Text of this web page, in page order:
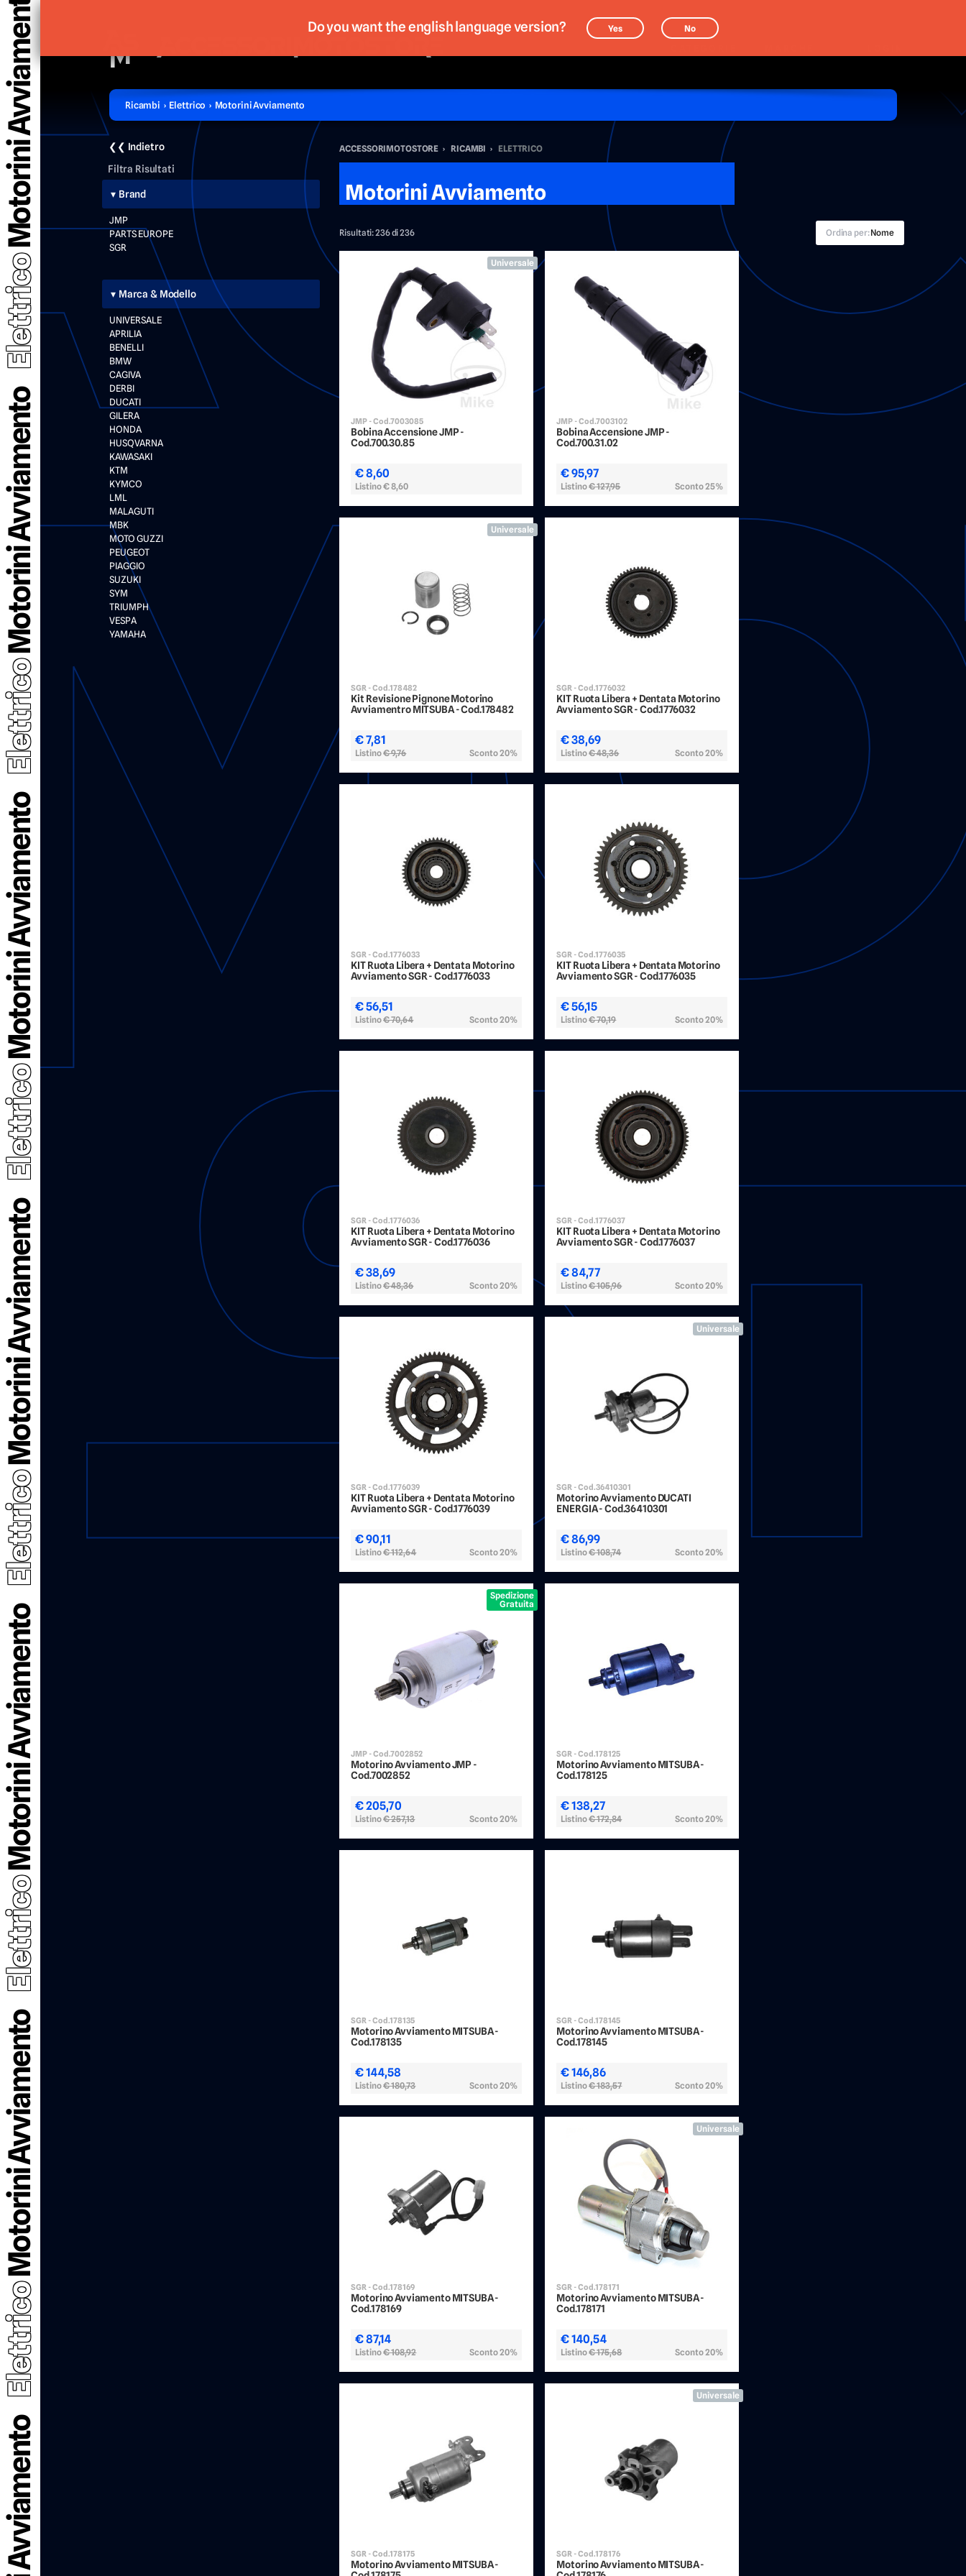
Elettrico
Motorini Avviamento
Elettrico
Motorini Avviamento
Elettrico
Motorini Avviamento
Elettrico
Motorini Avviamento
Elettrico
Motorini Avviamento
Elettrico
Motorini Avviamento Ricambi › Elettrico › Motorini Avviamento
ACCESSORIMOTOSTORE › RICAMBI › ELETTRICO
Motorini Avviamento
Ordina per:Nome
Risultati:236 di 236
Universale
JMP - Cod.7003085
Bobina Accensione JMP -
Cod.700.30.85
€ 8,60
Listino€ 8,60
JMP - Cod.7003102
Bobina Accensione JMP -
Cod.700.31.02
€ 95,97
Listino€ 127,95 Sconto 25%
Universale
SGR - Cod.178482
Kit Revisione Pignone Motorino
Avviamentro MITSUBA - Cod.178482
€ 7,81
Listino€ 9,76 Sconto 20%
SGR - Cod.1776032
KIT Ruota Libera + Dentata Motorino
Avviamento SGR - Cod.1776032
€ 38,69
Listino€ 48,36 Sconto 20%
SGR - Cod.1776033
KIT Ruota Libera + Dentata Motorino
Avviamento SGR - Cod.1776033
€ 56,51
Listino€ 70,64 Sconto 20%
SGR - Cod.1776035
KIT Ruota Libera + Dentata Motorino
Avviamento SGR - Cod.1776035
€ 56,15
Listino€ 70,19 Sconto 20%
SGR - Cod.1776036
KIT Ruota Libera + Dentata Motorino
Avviamento SGR - Cod.1776036
€ 38,69
Listino€ 48,36 Sconto 20%
SGR - Cod.1776037
KIT Ruota Libera + Dentata Motorino
Avviamento SGR - Cod.1776037
€ 84,77
Listino€ 105,96 Sconto 20%
SGR - Cod.1776039
KIT Ruota Libera + Dentata Motorino
Avviamento SGR - Cod.1776039
€ 90,11
Listino€ 112,64 Sconto 20%
Universale
SGR - Cod.36410301
Motorino Avviamento DUCATI
ENERGIA - Cod.36410301
€ 86,99
Listino€ 108,74 Sconto 20%
Spedizione
Gratuita
JMP - Cod.7002852
Motorino Avviamento JMP -
Cod.7002852
€ 205,70
Listino€ 257,13 Sconto 20%
SGR - Cod.178125
Motorino Avviamento MITSUBA -
Cod.178125
€ 138,27
Listino€ 172,84 Sconto 20%
SGR - Cod.178135
Motorino Avviamento MITSUBA -
Cod.178135
€ 144,58
Listino€ 180,73 Sconto 20%
SGR - Cod.178145
Motorino Avviamento MITSUBA -
Cod.178145
€ 146,86
Listino€ 183,57 Sconto 20%
SGR - Cod.178169
Motorino Avviamento MITSUBA -
Cod.178169
€ 87,14
Listino€ 108,92 Sconto 20%
Universale
SGR - Cod.178171
Motorino Avviamento MITSUBA -
Cod.178171
€ 140,54
Listino€ 175,68 Sconto 20%
SGR - Cod.178175
Motorino Avviamento MITSUBA -
Universale
SGR - Cod.178176
Motorino Avviamento MITSUBA -
❮❮ Indietro
Filtra Risultati
Brand
JMP
PARTS EUROPE
SGR
Marca & Modello
UNIVERSALE
APRILIA
BENELLI
BMW
CAGIVA
DERBI
DUCATI
GILERA
HONDA
HUSQVARNA
KAWASAKI
KTM
KYMCO
LML
MALAGUTI
MBK
MOTO GUZZI
PEUGEOT
PIAGGIO
SUZUKI
SYM
TRIUMPH
VESPA
YAMAHA
Do you want the english language version? Yes No